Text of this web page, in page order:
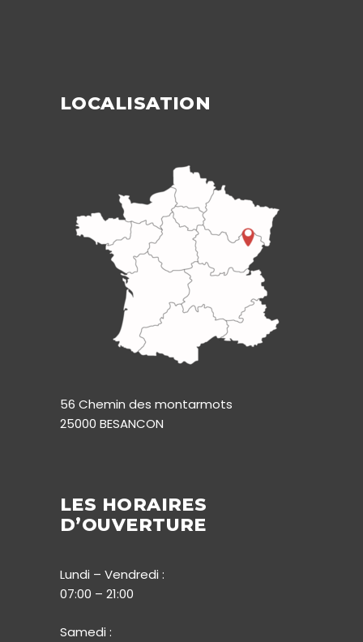
LOCALISATION
56 Chemin des montarmots
25000 BESANCON
LES HORAIRES
D’OUVERTURE
Lundi – Vendredi :
07:00 – 21:00
Samedi :